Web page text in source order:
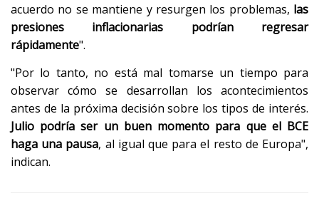
acuerdo no se mantiene y resurgen los problemas, las
presiones inflacionarias podrían regresar
rápidamente".
"Por lo tanto, no está mal tomarse un tiempo para
observar cómo se desarrollan los acontecimientos
antes de la próxima decisión sobre los tipos de interés.
Julio podría ser un buen momento para que el BCE
haga una pausa, al igual que para el resto de Europa",
indican.